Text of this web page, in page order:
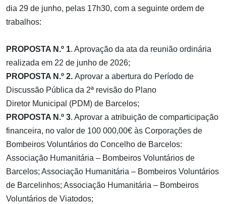
dia 29 de junho, pelas 17h30, com a seguinte ordem de
trabalhos:
PROPOSTA N.º 1. Aprovação da ata da reunião ordinária
realizada em 22 de junho de 2026;
PROPOSTA N.º 2. Aprovar a abertura do Período de
Discussão Pública da 2ª revisão do Plano
Diretor Municipal (PDM) de Barcelos;
PROPOSTA N.º 3. Aprovar a atribuição de comparticipação
financeira, no valor de 100 000,00€ às Corporações de
Bombeiros Voluntários do Concelho de Barcelos:
Associação Humanitária – Bombeiros Voluntários de
Barcelos; Associação Humanitária – Bombeiros Voluntários
de Barcelinhos; Associação Humanitária – Bombeiros
Voluntários de Viatodos;